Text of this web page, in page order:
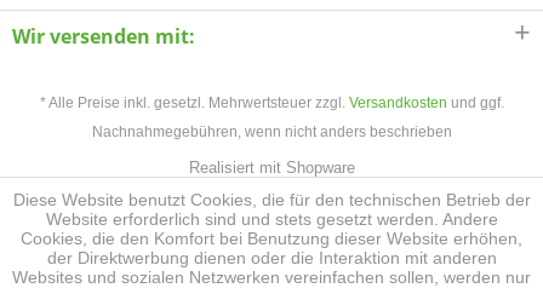
Wir versenden mit:
* Alle Preise inkl. gesetzl. Mehrwertsteuer zzgl. Versandkosten und ggf.
Nachnahmegebühren, wenn nicht anders beschrieben
Realisiert mit Shopware
Diese Website benutzt Cookies, die für den technischen Betrieb der
Website erforderlich sind und stets gesetzt werden. Andere
Cookies, die den Komfort bei Benutzung dieser Website erhöhen,
der Direktwerbung dienen oder die Interaktion mit anderen
Websites und sozialen Netzwerken vereinfachen sollen, werden nur